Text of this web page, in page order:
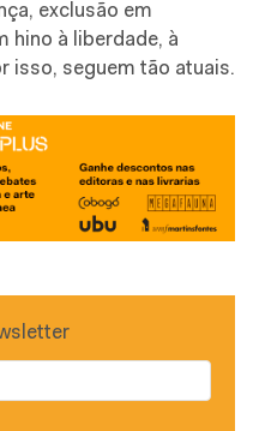
exclusão em
hino à liberdade, à
isso, seguem tão atuais.